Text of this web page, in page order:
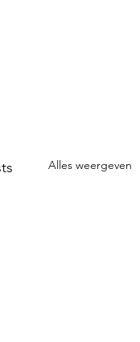
Alles weergeven